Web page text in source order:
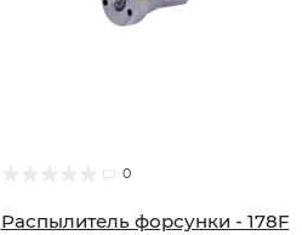
0
Распылитель форсунки - 178F